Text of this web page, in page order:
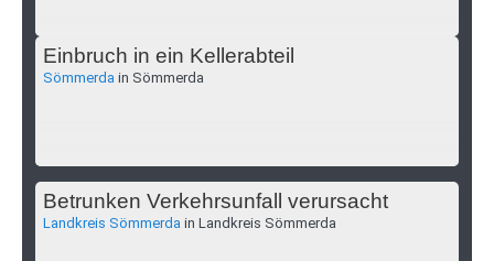
Einbruch in ein Kellerabteil
Sömmerda in Sömmerda
Betrunken Verkehrsunfall verursacht
Landkreis Sömmerda in Landkreis Sömmerda